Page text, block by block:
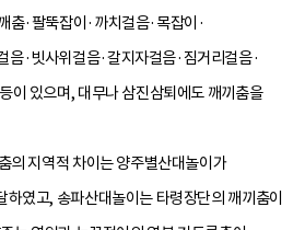
춤·팔뚝잡이·까치걸음·목잡이·
음·빗사위걸음·갈지자걸음·짐거리걸음·
이 있으며, 대무나 삼진삼퇴에도 깨끼춤을
의 지역적 차이는 양주별산대놀이가
하였고, 송파산대놀이는 타령장단의 깨끼춤이